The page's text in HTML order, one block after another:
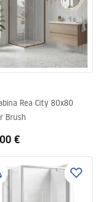
Rea City 80x80
Brush
€